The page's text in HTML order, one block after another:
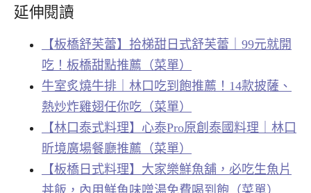
延伸閱讀
【板橋舒芙蕾】拾梯甜日式舒芙蕾｜99元就開
吃！板橋甜點推薦（菜單）
牛室炙燒牛排｜林口吃到飽推薦！14款披薩、
熱炒炸雞翅任你吃（菜單）
【林口泰式料理】心泰Pro原創泰國料理｜林口
昕境廣場餐廳推薦（菜單）
【板橋日式料理】大家樂鮮魚舖，必吃生魚片
丼飯，內用鮮魚味噌湯免費喝到飽（菜單）